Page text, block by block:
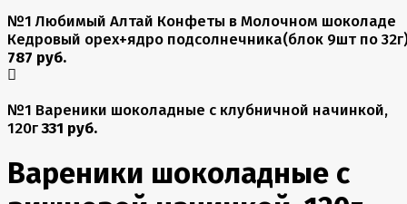
№1 Любимый Алтай Конфеты в Молочном шоколаде
Кедровый орех+ядро подсолнечника(блок 9шт по
787 руб.
№1 Вареники шоколадные с клубничной начинкой,
120г331 руб.
Вареники шоколадные с